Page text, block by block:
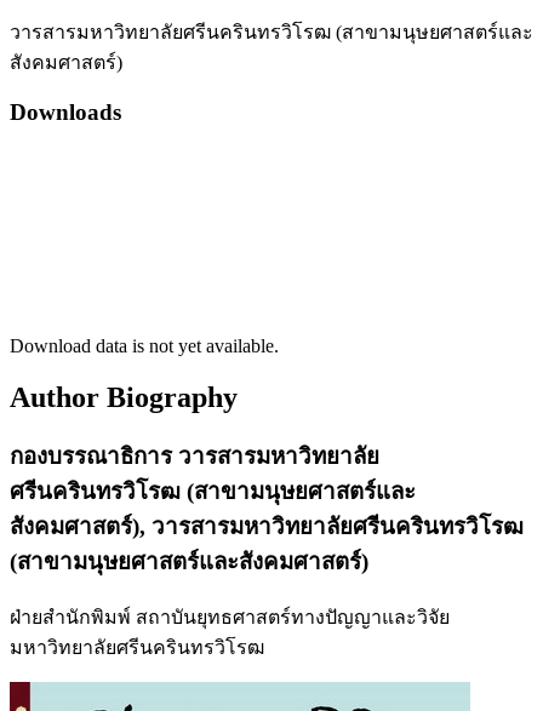
วารสารมหาวิทยาลัยศรีนครินทรวิโรฒ (สาขามนุษยศาสตร์และ
สังคมศาสตร์)
Downloads
Download data is not yet available.
Author Biography
กองบรรณาธิการ วารสารมหาวิทยาลัย
ศรีนครินทรวิโรฒ (สาขามนุษยศาสตร์และ
สังคมศาสตร์), วารสารมหาวิทยาลัยศรีนครินทรวิโรฒ
(สาขามนุษยศาสตร์และสังคมศาสตร์)
ฝ่ายสำนักพิมพ์ สถาบันยุทธศาสตร์ทางปัญญาและวิจัย
มหาวิทยาลัยศรีนครินทรวิโรฒ